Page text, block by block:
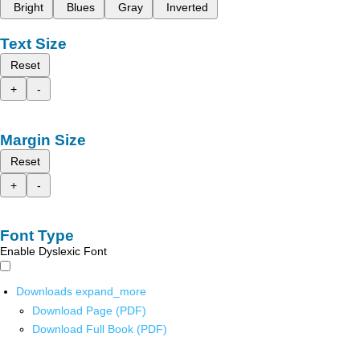
Bright
Blues Gray Inverted
Text Size
Reset
+
-
Margin Size
Reset
+
-
Font Type
Enable Dyslexic Font
Downloads expand_more
Download Page (PDF)
Download Full Book (PDF)